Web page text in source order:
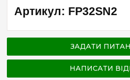
Артикул: FP32SN2
ЗАДАТИ
НАПИСАТИ